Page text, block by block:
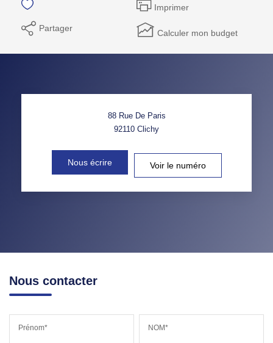
Imprimer
Partager Calculer mon budget
88 Rue De Paris
92110 Clichy
Nous écrire Voir le numéro
Nous contacter
Prénom* NOM*